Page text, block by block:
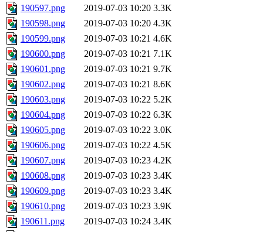
190597.png
2019-07-03 10:20 3.3K
190598.png
2019-07-03 10:20 4.3K
190599.png
2019-07-03 10:21 4.6K
190600.png
2019-07-03 10:21 7.1K
190601.png
2019-07-03 10:21 9.7K
190602.png
2019-07-03 10:21 8.6K
190603.png
2019-07-03 10:22 5.2K
190604.png
2019-07-03 10:22 6.3K
190605.png
2019-07-03 10:22 3.0K
190606.png
2019-07-03 10:22 4.5K
190607.png
2019-07-03 10:23 4.2K
190608.png
2019-07-03 10:23 3.4K
190609.png
2019-07-03 10:23 3.4K
190610.png
2019-07-03 10:23 3.9K
190611.png
2019-07-03 10:24 3.4K